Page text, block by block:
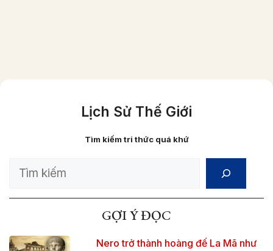
Lịch Sử Thế Giới
Tìm kiếm tri thức quá khứ
Search
GỢI Ý ĐỌC
Nero trở thành hoàng đế La Mã như